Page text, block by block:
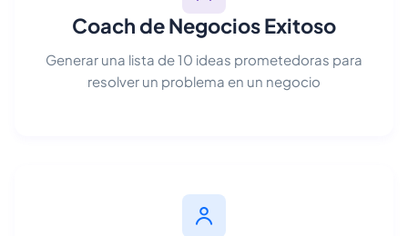
Coach de Negocios Exitoso
Generar una lista de 10 ideas prometedoras para
resolver un problema en un negocio